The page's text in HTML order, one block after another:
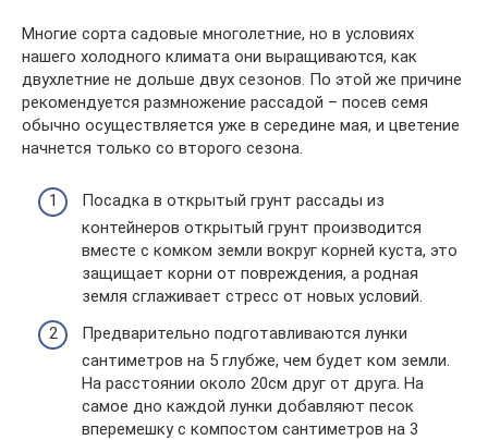
Многие сорта садовые многолетние, но в условиях
нашего холодного климата они выращиваются, как
двухлетние не дольше двух сезонов. По этой же причине
рекомендуется размножение рассадой – посев семя
обычно осуществляется уже в середине мая, и цветение
начнется только со второго сезона.
Посадка в открытый грунт рассады из
контейнеров открытый грунт производится
вместе с комком земли вокруг корней куста, это
защищает корни от повреждения, а родная
земля сглаживает стресс от новых условий.
Предварительно подготавливаются лунки
сантиметров на 5 глубже, чем будет ком земли.
На расстоянии около 20см друг от друга. На
самое дно каждой лунки добавляют песок
вперемешку с компостом сантиметров на 3